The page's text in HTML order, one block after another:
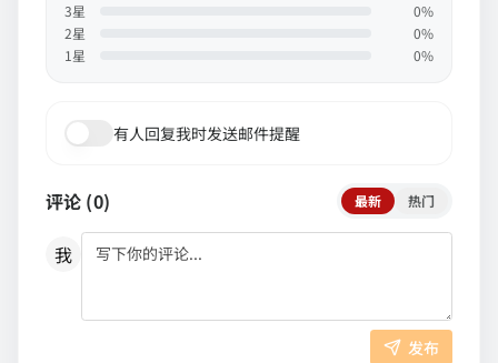
3星 0%
2星 0%
1 星 0%
有人回复我时发送邮件提醒
评论 (0) 最新 热门
我
发布